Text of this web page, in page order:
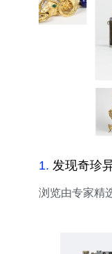
1. 发现奇珍
浏览由专家精